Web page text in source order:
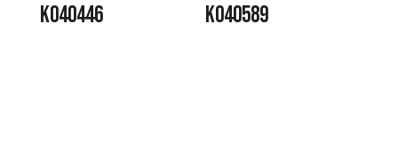
K040446 K040589